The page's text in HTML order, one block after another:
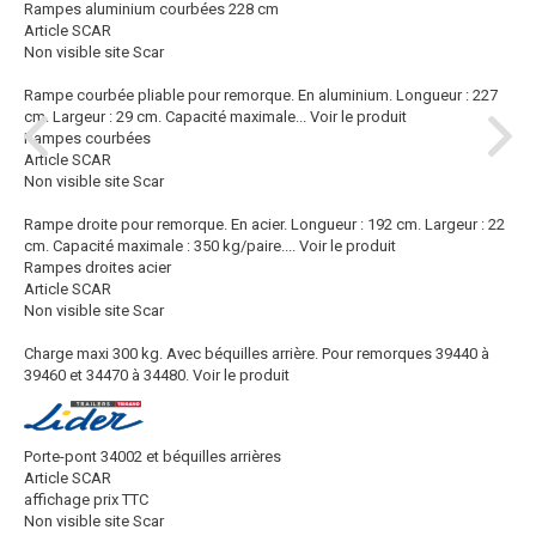
Rampes aluminium courbées 228 cm
Article SCAR
Non visible site Scar
Rampe courbée pliable pour remorque. En aluminium. Longueur : 227
cm. Largeur : 29 cm. Capacité maximale... Voir le produit
Rampes courbées
Article SCAR
Non visible site Scar
Rampe droite pour remorque. En acier. Longueur : 192 cm. Largeur : 22
cm. Capacité maximale : 350 kg/paire.... Voir le produit
Rampes droites acier
Article SCAR
Non visible site Scar
Charge maxi 300 kg. Avec béquilles arrière. Pour remorques 39440 à
39460 et 34470 à 34480. Voir le produit
Porte-pont 34002 et béquilles arrières
Article SCAR
affichage prix TTC
Non visible site Scar